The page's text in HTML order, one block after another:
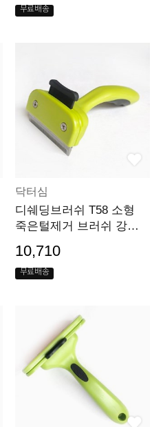
무료배송
닥터심
디쉐딩브러쉬 T58 소형
죽은털제거 브러쉬 강아
10,710
무료배송